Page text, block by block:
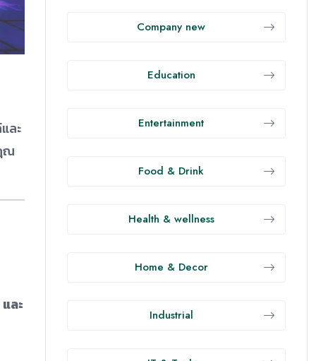
ละ
ณ
ละ
Company new
Education
Entertainment
Food & Drink
Health & wellness
Home & Decor
Industrial